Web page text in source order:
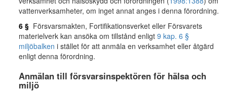
vattenverksamheter, om inget annat anges i denna förordning.
6 § Försvarsmakten, Fortifikationsverket eller Försvarets
materielverk kan ansöka om tillstånd enligt 9 kap. 6 §
miljöbalken i stället för att anmäla en verksamhet eller åtgärd
enligt denna förordning.
Anmälan till försvarsinspektören för hälsa och
miljö